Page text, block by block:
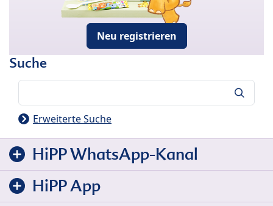
Neu registrieren
Suche
Erweiterte Suche
HiPP WhatsApp-Kanal
HiPP App